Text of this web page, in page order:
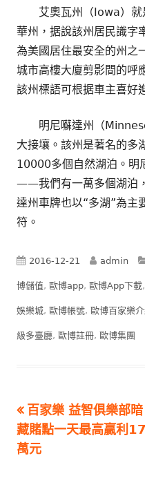
艾奧瓦州（Iowa）就
華州，据說該州居民識字
為美國居住最安全的州之
城市高樓大廈剪影間的呼
該州標語可根据車主喜好
明尼囌達州（
大接壤。該州是著名的多
10000多個自然湖泊。明
——我們有一萬多個湖泊
達州車牌也以“多湖”為主
符。
Published
on
2016-12-21 Author
admin
博儲值, 歐博app, 歐博App下載,
娛樂城, 歐博帳號, 歐博百家樂
級多臺廳, 歐博註冊, 歐博集團
文
章
Previous
article:
百家樂 益智俱樂部暗
藏賭點一天最高贏利17
萬元